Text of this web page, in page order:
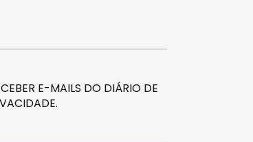
E-MAILS DO DIÁRIO DE
.